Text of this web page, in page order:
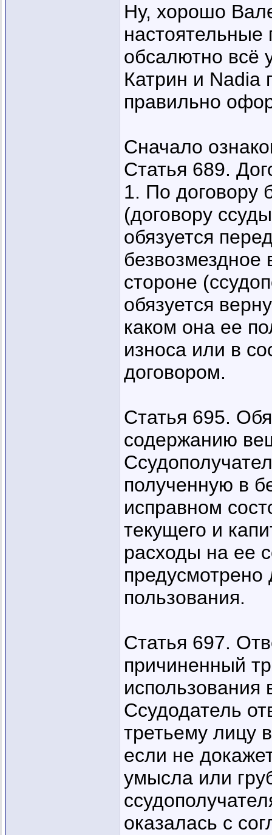
Ну, хорошо
настоятельные
обсалютно всё
Катрин и Nadia
правильно
Сначало
Статья 689.
1. По договору
(договору
обязуется
безвозмездное
стороне
обязуется
каком она ее
износа или в
договором.
Статья 695.
содержанию
полученную в
исправном
текущего и
расходы на ее
предусмотрено
пользования.
Статья 697.
причиненный
использования
Ссудодатель
третьему лицу
если не
умысла или
оказалась с